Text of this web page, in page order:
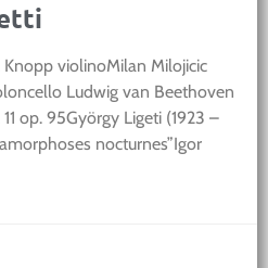
violinoMilan Milojicic
Ludwig van Beethoven
op. 95György Ligeti (1923 –
nocturnes”Igor